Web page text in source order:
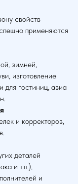
свойств
применяются
зимней,
изготовление
для гостиниц, авиа
и корректоров,
деталей
и т.п.),
и